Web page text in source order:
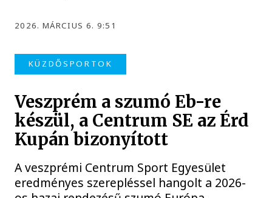
2026. MÁRCIUS 6. 9:51
KÜZDŐSPORTOK
Veszprém a szumó Eb-re
készül, a Centrum SE az Érd
Kupán bizonyított
A veszprémi Centrum Sport Egyesület
eredményes szerepléssel hangolt a 2026-